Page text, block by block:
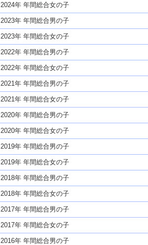
2024年 年間総合女の子
2023年 年間総合男の子
2023年 年間総合女の子
2022年 年間総合男の子
2022年 年間総合女の子
2021年 年間総合男の子
2021年 年間総合女の子
2020年 年間総合男の子
2020年 年間総合女の子
2019年 年間総合男の子
2019年 年間総合女の子
2018年 年間総合男の子
2018年 年間総合女の子
2017年 年間総合男の子
2017年 年間総合女の子
2016年 年間総合男の子